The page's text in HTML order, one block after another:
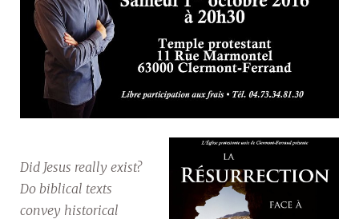
Did Jesus really exist?
Do biblical texts
convey historical